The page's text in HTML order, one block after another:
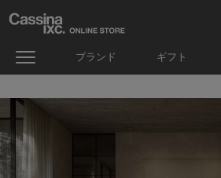
ブランド ギフト